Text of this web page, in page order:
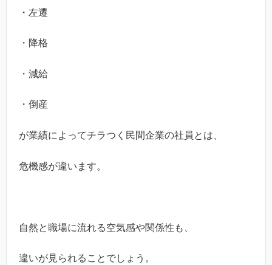
・左遷
・降格
・減給
・倒産
が業績によってチラつく民間企業の社員とは、
危機感が違います。
自然と職場に流れる空気感や関係性も、
違いが見られることでしょう。